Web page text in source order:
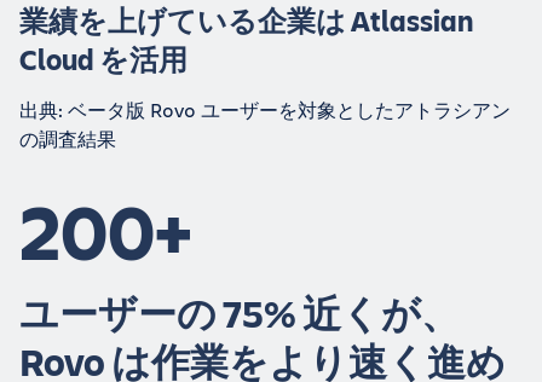
業績を上げている企業は Atlassian
Cloud を活用
出典: ベータ版 Rovo ユーザーを対象としたアトラシアン
の調査結果
200+
ユーザーの 75% 近くが、
Rovo は作業をより速く進め